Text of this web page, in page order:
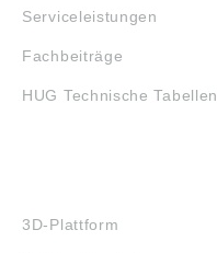
Serviceleistungen
Fachbeiträge
HUG Technische Tabellen
3D-Plattform